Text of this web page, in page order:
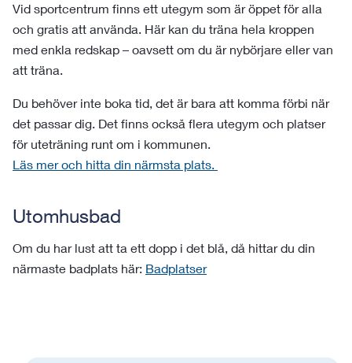
Vid sportcentrum finns ett utegym som är öppet för alla
och gratis att använda. Här kan du träna hela kroppen
med enkla redskap – oavsett om du är nybörjare eller van
att träna.
Du behöver inte boka tid, det är bara att komma förbi när
det passar dig. Det finns också flera utegym och platser
för uteträning runt om i kommunen.
Läs mer och hitta din närmsta plats.
Utomhusbad
Om du har lust att ta ett dopp i det blå, då hittar du din
närmaste badplats här: Badplatser